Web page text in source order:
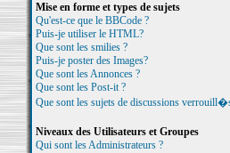
Mise en forme et types de sujets
Qu'est-ce que le BBCode ?
Puis-je utiliser le HTML?
Que sont les smilies ?
Puis-je poster des Images?
Que sont les Annonces ?
Que sont les Post-it ?
Que sont les sujets de discussions
Niveaux des Utilisateurs et Groupes
Qui sont les Administrateurs ?